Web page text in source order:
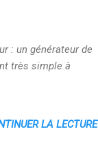
: un générateur de
très simple à
LA LECTURE